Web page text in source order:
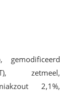
gemodificeerd
zetmeel,
2,1%,